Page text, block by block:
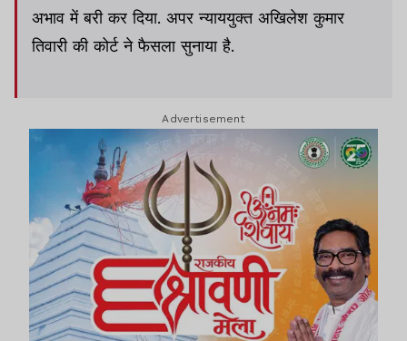
अभाव में बरी कर दिया. अपर न्याययुक्त अखिलेश कुमार
तिवारी की कोर्ट ने फैसला सुनाया है.
Advertisement